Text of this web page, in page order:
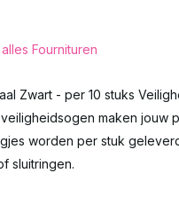
Fournituren
Zwart - per 10 stuks
maken jouw
worden per stuk
sluitringen.